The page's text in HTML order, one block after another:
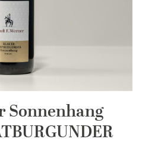
Sonnenhang